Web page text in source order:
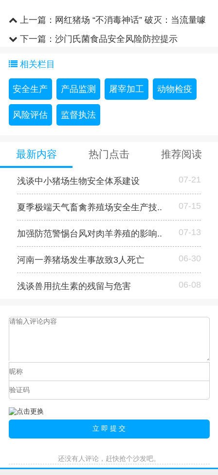
上一篇： 网红猪场 “不消毒神话” 破灭：当流量噱
头遭遇生物安全，养猪业..
下一篇： 沙门氏菌食品安全风险防控提示
相关栏目
安全生产 产品监测 屠宰加工 动物检疫
风险评估 监督执法
最新内容 热门点击 推荐阅读
浅谈中小猪场生物安全体系建设 07-21
夏季极端天气畜禽养殖场安全生产技.. 07-15
加强防范警惕台风对肉羊养殖的影响.. 07-13
河南一养猪场发生事故致3人死亡 06-30
浅谈兽用抗生素的残留与危害 06-08
还没有人评论，赶快抢个沙发吧。